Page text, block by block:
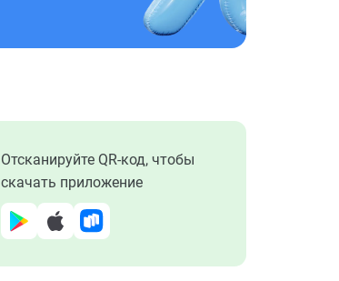
Отсканируйте QR-код, чтобы
скачать приложение